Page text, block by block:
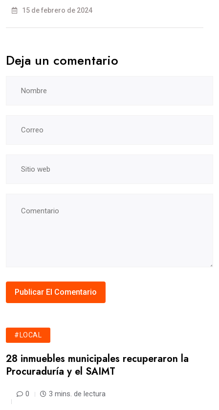
15 de febrero de 2024
Deja un comentario
#LOCAL
28 inmuebles municipales recuperaron la
Procuraduría y el SAIMT
0 3 mins. de lectura